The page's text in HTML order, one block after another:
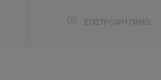
ΕΠΙΣΤΡΟΦΉ ΠΆΝΩ